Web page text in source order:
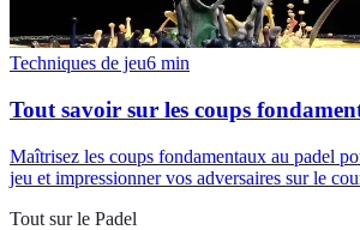
Techniques de jeu6 min
Tout savoir sur les coups
Maîtrisez les coups fondamentaux au padel
jeu et impressionner vos adversaires sur le
Tout sur le Padel